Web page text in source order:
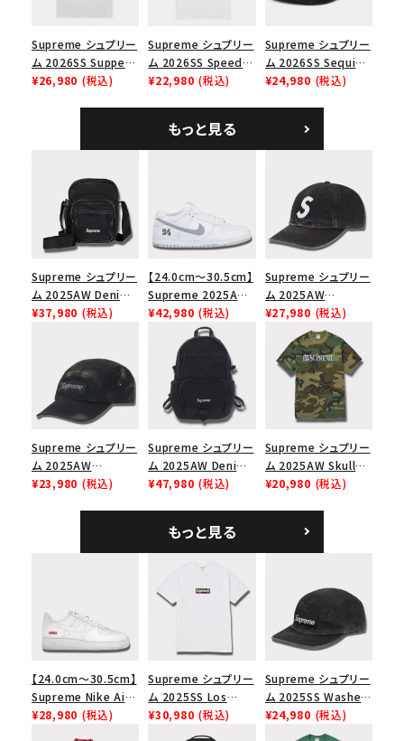
絞り込んで検索する
Supreme シュプリー
ム 2026SS Supper
Tee サパーTシャツ
¥26,980 (税込)
Supreme シュプリー
ム 2026SS Speed
Tee スピードTシャツ
¥22,980 (税込)
Supreme シュプリー
ム 2026SS Sequin
Denim Classic
シックロゴ 6パネルキ
ャップ ブラック
¥24,980 (税込)
もっと見る
Supreme シュプリー
ム 2025AW Denim
Shoulder Bag デニ
¥37,980 (税込)
【24.0cm～30.5cm】
Supreme 2025AW
Nike SB Dunk Low
ナイキ SB ダンク ロ
ー スニーカー ホワイ
¥42,980 (税込)
Supreme シュプリー
ム 2025AW
Pigment Coated
2-Tone S Logo 6-
Panel Cap ピグメン
トコーテッド 2トーン
エスロゴ 6パネルキャ
ップ ブラック
¥27,980 (税込)
Supreme シュプリー
ム 2025AW
Overdyed Camp
¥23,980 (税込)
Supreme シュプリー
ム 2025AW Denim
Backpack デニム バ
¥47,980 (税込)
Supreme シュプリー
ム 2025AW Skull
Tee スカル Tシャ
¥20,980 (税込)
もっと見る
【24.0cm～30.5cm】
Supreme Nike Air
Force 1 Low シュプ
¥28,980 (税込)
Supreme シュプリー
ム 2025SS Los
Angeles Fire Relief
Box Logo Tee ファ
¥30,980 (税込)
Supreme シュプリー
ム 2025SS Washed
Chino Twill Camp
Cap ウォッシュチノツ
¥24,980 (税込)